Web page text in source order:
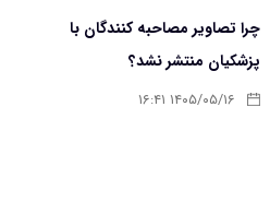
چرا تصاویر مصاحبه کنندگان با
پزشکیان منتشر نشد؟
۱۴۰۵/۰۵/۱۶ ۱۶:۴۱